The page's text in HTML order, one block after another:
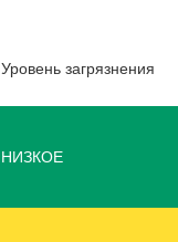
Уровень загрязнения
НИЗКОЕ